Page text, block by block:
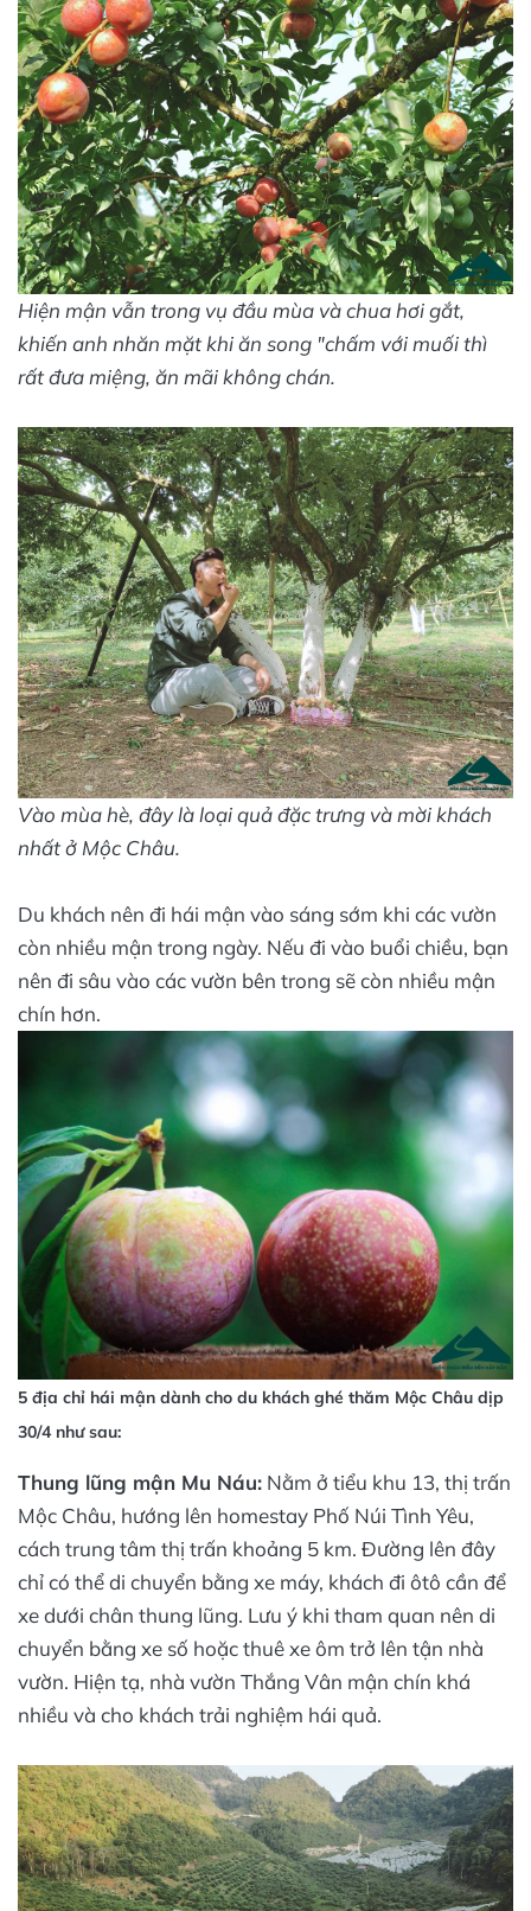
Hiện mận vẫn trong vụ đầu mùa và chua hơi gắt,
khiến anh nhăn mặt khi ăn song "chấm với muối thì
rất đưa miệng, ăn mãi không chán.
Vào mùa hè, đây là loại quả đặc trưng và mời khách
nhất ở Mộc Châu.
Du khách nên đi hái mận vào sáng sớm khi các vườn
còn nhiều mận trong ngày. Nếu đi vào buổi chiều, bạn
nên đi sâu vào các vườn bên trong sẽ còn nhiều mận
chín hơn.
5 địa chỉ hái mận dành cho du khách ghé thăm Mộc Châu dịp
30/4 như sau:
Thung lũng mận Mu Náu: Nằm ở tiểu khu 13, thị trấn
Mộc Châu, hướng lên homestay Phố Núi Tình Yêu,
cách trung tâm thị trấn khoảng 5 km. Đường lên đây
chỉ có thể di chuyển bằng xe máy, khách đi ôtô cần để
xe dưới chân thung lũng. Lưu ý khi tham quan nên di
chuyển bằng xe số hoặc thuê xe ôm trở lên tận nhà
vườn. Hiện tạ, nhà vườn Thắng Vân mận chín khá
nhiều và cho khách trải nghiệm hái quả.